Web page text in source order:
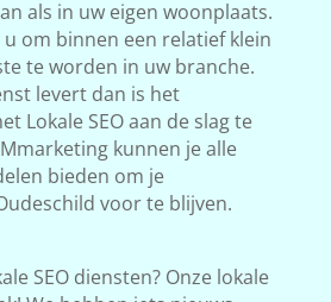
als in uw eigen woonplaats.
u om binnen een relatief klein
te worden in uw branche.
levert dan is het
Lokale SEO aan de slag te
kunnen je alle
bieden om je
voor te blijven.
SEO diensten? Onze lokale